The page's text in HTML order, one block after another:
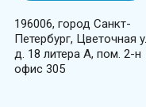
196006, город Санкт-
Петербург, Цветочная
д. 18 литера А, пом. 2-н
офис 305